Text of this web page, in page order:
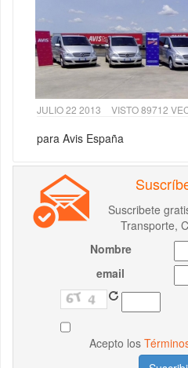
JULIO 22 2013 VISTO 89712
para Avis España
Suscribete
Transporte,
Nombre
email
Acepto los